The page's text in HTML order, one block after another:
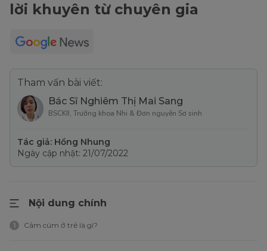
lời khuyên từ chuyên gia
Tham vấn bài viết:
Bác Sĩ Nghiêm Thị Mai Sang
BSCKII, Trưởng khoa Nhi & Đơn nguyên Sơ sinh
Tác giả: Hồng Nhung
Ngày cập nhật: 21/07/2022
Nội dung chính
1 Cảm cúm ở trẻ là gì?